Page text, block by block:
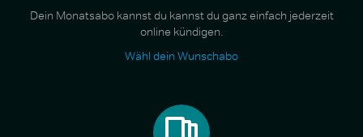
Dein Monatsabo kannst du kannst du ganz einfach jederzeit
online kündigen.
Wähl dein Wunschabo